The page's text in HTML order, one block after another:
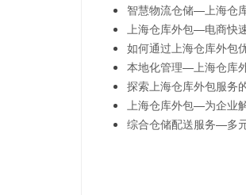
智慧物流仓储—上海仓
上海仓库外包—电商快
如何通过上海仓库外包
本地化管理—上海仓库
探索上海仓库外包服务
上海仓库外包—为企业
综合仓储配送服务—多